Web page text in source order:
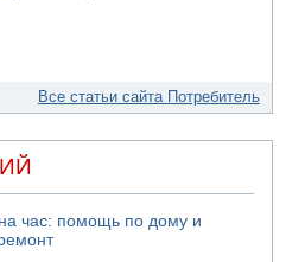
Все статьи сайта Потребитель
час: помощь по дому и